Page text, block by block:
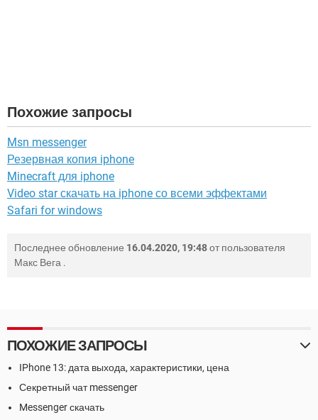
Похожие запросы
Msn messenger
Резервная копия iphone
Minecraft для iphone
Video star скачать на iphone со всеми эффектами
Safari for windows
Последнее обновление 16.04.2020, 19:48от пользователя
Макс Вега .
ПОХОЖИЕ ЗАПРОСЫ
IPhone 13: дата выхода, характеристики, цена
Секретный чат messenger
Messenger скачать